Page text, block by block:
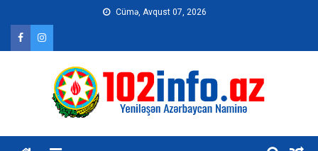
content
Cümə, Avqust 07, 2026